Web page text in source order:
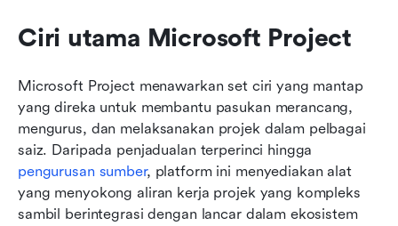
Ciri utama Microsoft Project
Microsoft Project menawarkan set ciri yang mantap
yang direka untuk membantu pasukan merancang,
mengurus, dan melaksanakan projek dalam pelbagai
pengurusan sumber, platform ini menyediakan alat
yang menyokong aliran kerja projek yang kompleks
sambil berintegrasi dengan lancar dalam ekosistem